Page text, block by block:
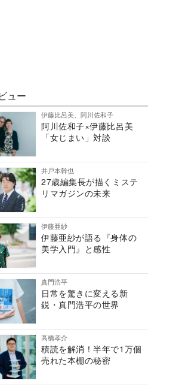
ュー
伊藤比呂美、阿川佐和子
阿川佐和子×伊藤比呂美
「女じまい」対談
井戸本幹也
27歳編集長が描くミステ
リマガジンの未来
伊藤亜紗
伊藤亜紗が語る『身体の
美学入門』と感性
真門浩平
日常を驚きに変える新
鋭・真門浩平の世界
高橋孝介
積読を解消！半年で1万個
売れた本棚の秘密